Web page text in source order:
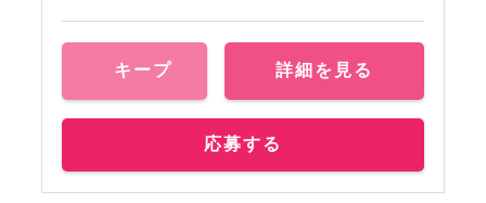
キープ 詳細を見る
応募する